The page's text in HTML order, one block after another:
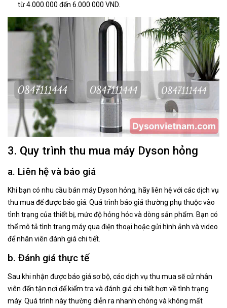
từ 4.000.000 đến 6.000.000 VND.
3. Quy trình thu mua máy Dyson hỏng
a. Liên hệ và báo giá
Khi bạn có nhu cầu bán máy Dyson hỏng, hãy liên hệ với các dịch vụ
thu mua để được báo giá. Quá trình báo giá thường phụ thuộc vào
tình trạng của thiết bị, mức độ hỏng hóc và dòng sản phẩm. Bạn có
thể mô tả tình trạng máy qua điện thoại hoặc gửi hình ảnh và video
để nhân viên đánh giá chi tiết.
b. Đánh giá thực tế
Sau khi nhận được báo giá sơ bộ, các dịch vụ thu mua sẽ cử nhân
viên đến tận nơi để kiểm tra và đánh giá chi tiết hơn về tình trạng
máy. Quá trình này thường diễn ra nhanh chóng và không mất